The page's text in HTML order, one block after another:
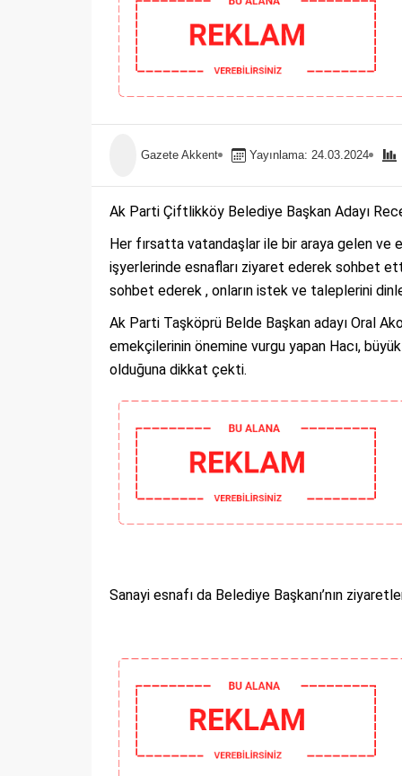
Gazete Akkent Yayınlama: 24.03.2024
Ak Parti Çiftlikköy Belediye Başkan Adayı
Her fırsatta vatandaşlar ile bir araya gelen ve
işyerlerinde esnafları ziyaret ederek sohbet etti.
sohbet ederek , onların istek ve taleplerini
Ak Parti Taşköprü Belde Başkan adayı Oral
emekçilerinin önemine vurgu yapan Hacı,
olduğuna dikkat çekti.
Sanayi esnafı da Belediye Başkanı’nın